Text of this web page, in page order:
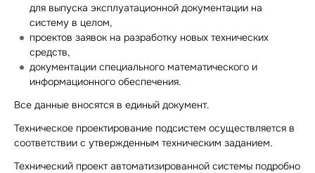
для выпуска эксплуатационной документации на
систему в целом,
проектов заявок на разработку новых технических
средств,
документации специального математического и
информационного обеспечения.
Все данные вносятся в единый документ.
Техническое проектирование подсистем осуществляется в
соответствии с утвержденным техническим заданием.
Технический проект автоматизированной системы подробно